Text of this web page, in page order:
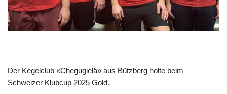
Der Kegelclub «Chegugielä» aus Bützberg holte beim
Schweizer Klubcup 2025 Gold.